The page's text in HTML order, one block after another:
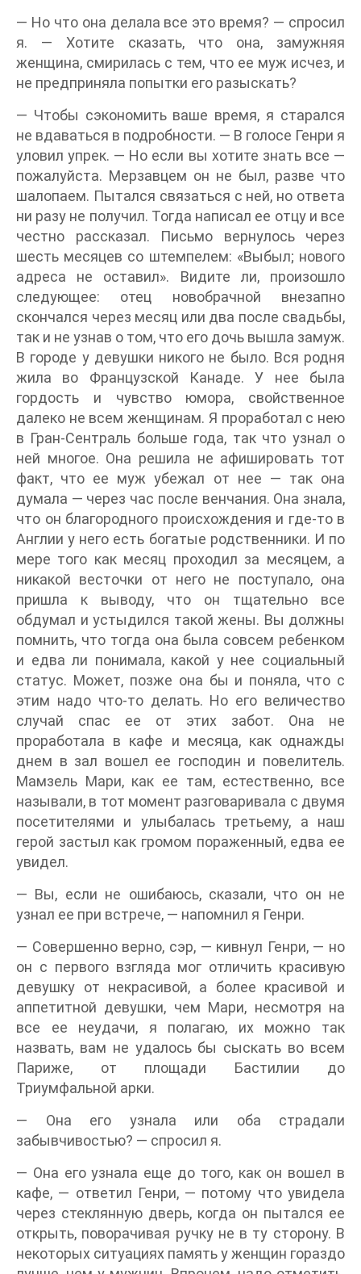
— Но что она делала все это время? — спросил
я. — Хотите сказать, что она, замужняя
женщина, смирилась с тем, что ее муж исчез, и
не предприняла попытки его разыскать?
— Чтобы сэкономить ваше время, я старался
не вдаваться в подробности. — В голосе Генри я
уловил упрек. — Но если вы хотите знать все —
пожалуйста. Мерзавцем он не был, разве что
шалопаем. Пытался связаться с ней, но ответа
ни разу не получил. Тогда написал ее отцу и все
честно рассказал. Письмо вернулось через
шесть месяцев со штемпелем: «Выбыл; нового
адреса не оставил». Видите ли, произошло
следующее: отец новобрачной внезапно
скончался через месяц или два после свадьбы,
так и не узнав о том, что его дочь вышла замуж.
В городе у девушки никого не было. Вся родня
жила во Французской Канаде. У нее была
гордость и чувство юмора, свойственное
далеко не всем женщинам. Я проработал с нею
в Гран-Сентраль больше года, так что узнал о
ней многое. Она решила не афишировать тот
факт, что ее муж убежал от нее — так она
думала — через час после венчания. Она знала,
что он благородного происхождения и где-то в
Англии у него есть богатые родственники. И по
мере того как месяц проходил за месяцем, а
никакой весточки от него не поступало, она
пришла к выводу, что он тщательно все
обдумал и устыдился такой жены. Вы должны
помнить, что тогда она была совсем ребенком
и едва ли понимала, какой у нее социальный
статус. Может, позже она бы и поняла, что с
этим надо что-то делать. Но его величество
случай спас ее от этих забот. Она не
проработала в кафе и месяца, как однажды
днем в зал вошел ее господин и повелитель.
Мамзель Мари, как ее там, естественно, все
называли, в тот момент разговаривала с двумя
посетителями и улыбалась третьему, а наш
герой застыл как громом пораженный, едва ее
увидел.
— Вы, если не ошибаюсь, сказали, что он не
узнал ее при встрече, — напомнил я Генри.
— Совершенно верно, сэр, — кивнул Генри, — но
он с первого взгляда мог отличить красивую
девушку от некрасивой, а более красивой и
аппетитной девушки, чем Мари, несмотря на
все ее неудачи, я полагаю, их можно так
назвать, вам не удалось бы сыскать во всем
Париже, от площади Бастилии до
Триумфальной арки.
— Она его узнала или оба страдали
забывчивостью? — спросил я.
— Она его узнала еще до того, как он вошел в
кафе, — ответил Генри, — потому что увидела
через стеклянную дверь, когда он пытался ее
открыть, поворачивая ручку не в ту сторону. В
некоторых ситуациях память у женщин гораздо